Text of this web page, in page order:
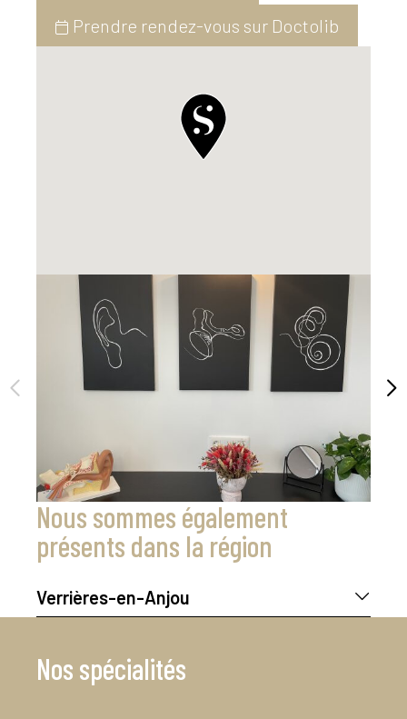
Prendre rendez-vous sur Doctolib
Nous sommes également
présents dans la région
Verrières-en-Anjou
Maison de la Santé
Nos spécialités